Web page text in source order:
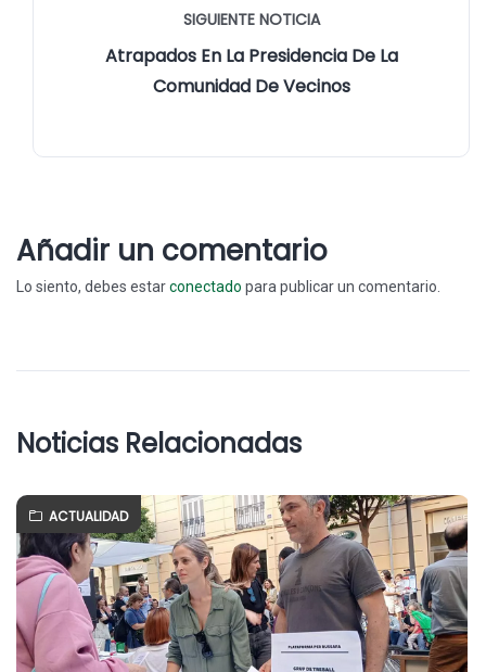
SIGUIENTE NOTICIA
Atrapados En La Presidencia De La
Comunidad De Vecinos
Añadir un comentario
Lo siento, debes estarconectado para publicar un comentario.
Noticias Relacionadas
ACTUALIDAD